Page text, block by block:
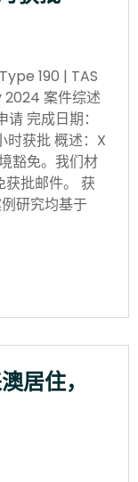
190 | TAS
案件综述
完成日期：
时获批 概述：X
豁免。我们材
批邮件。 获
研究均基于
居住，